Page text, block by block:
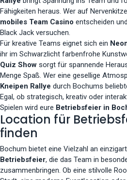
Fähigkeiten heraus. Wer auf
mobiles Team Casino entscheiden
Black Jack versuchen.
Für kreative Teams eignet sich ein
ihr im Schwarzlicht farbenfrohe
Quiz Show sorgt für spannende
Menge Spaß. Wer eine gesellige
Kneipen Rallye durch Bochums
Egal, ob strategisch, kreativ oder
Spielen wird eure Betriebsfeier in
Location für
finden
Bochum bietet eine Vielzahl an
Betriebsfeier, die das Team in
zusammenbringen. Ob eine stilvolle